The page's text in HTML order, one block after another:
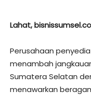
Lahat,
Perusahaan
menambah
Sumatera Selatan
menawarkan